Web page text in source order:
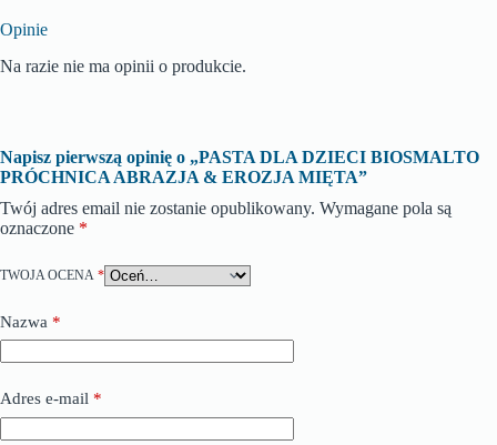
Opinie
Na razie nie ma opinii o produkcie.
Napisz pierwszą opinię o „PASTA DLA DZIECI BIOSMALTO
PRÓCHNICA ABRAZJA & EROZJA MIĘTA”
Twój adres email nie zostanie opublikowany. Wymagane pola są
oznaczone *
TWOJA OCENA *
Nazwa *
Adres e-mail *